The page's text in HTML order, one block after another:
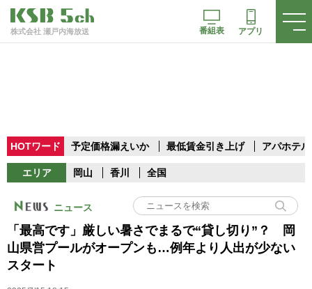
株式会社 瀬戸内海放送 番組表 アプリ
HOTワード 予定価格漏えいか 最低賃金引き上げ アパホテル
エリア 岡山 香川 全国
ニュース
「最高です」厳しい暑さでまるで“貸し切り”？ 岡
山県営プールがオープンも…例年より人出が少ない
スタート